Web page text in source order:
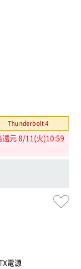
Thunderbolt 4
還元 8/11(火)10:59
電源